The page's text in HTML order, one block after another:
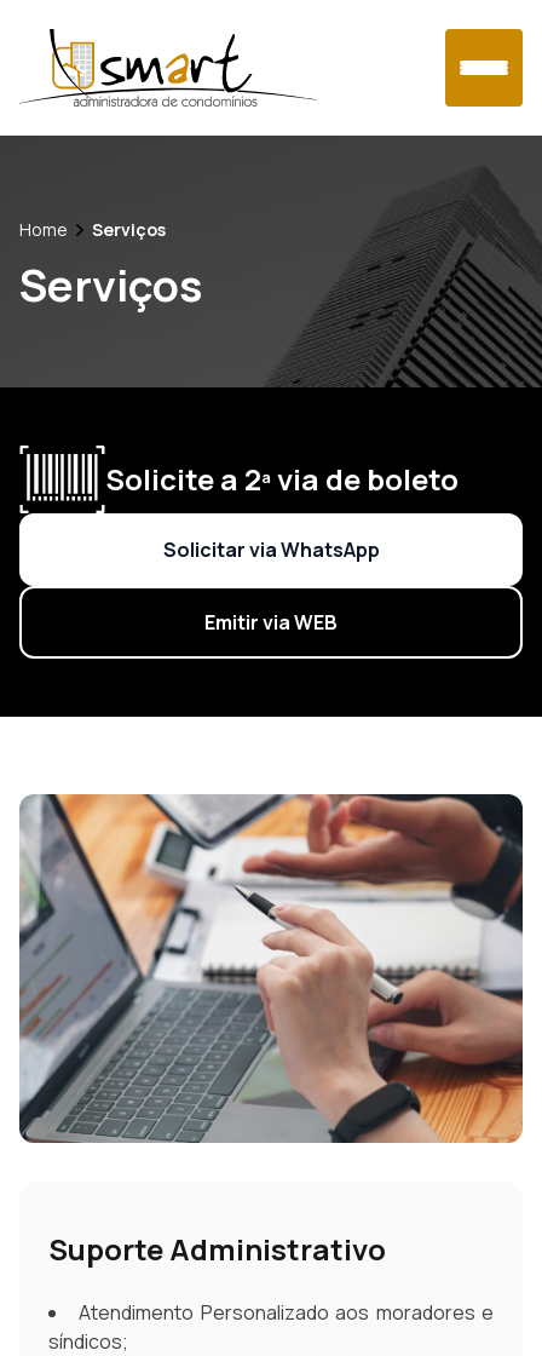
Serviços
Contato
Blog
2ª Via Boleto
Home Serviços
Serviços
Solicite a 2ª via de boleto
Solicitar via WhatsApp
Emitir via WEB
Suporte Administrativo
Atendimento Personalizado aos moradores e
síndicos;